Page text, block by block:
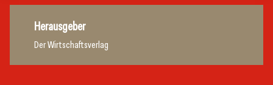
Herausgeber
Der Wirtschaftsverlag